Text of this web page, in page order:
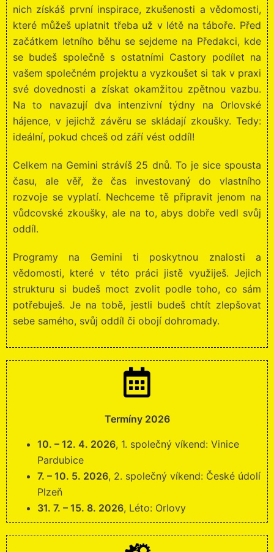
nich získáš první inspirace, zkušenosti a vědomosti,
které můžeš uplatnit třeba už v létě na táboře. Před
začátkem letního běhu se sejdeme na Předakci, kde
se budeš společně s ostatními Castory podílet na
vašem společném projektu a vyzkoušet si tak v praxi
své dovednosti a získat okamžitou zpětnou vazbu.
Na to navazují dva intenzivní týdny na Orlovské
hájence, v jejichž závěru se skládají zkoušky. Tedy:
ideální, pokud chceš od září vést oddíl!
Celkem na Gemini strávíš 25 dnů. To je sice spousta
času, ale věř, že čas investovaný do vlastního
rozvoje se vyplatí. Nechceme tě připravit jenom na
vůdcovské zkoušky, ale na to, abys dobře vedl svůj
oddíl.
Programy na Gemini ti poskytnou znalosti a
vědomosti, které v této práci jistě využiješ. Jejich
strukturu si budeš moct zvolit podle toho, co sám
potřebuješ. Je na tobě, jestli budeš chtít zlepšovat
sebe samého, svůj oddíl či obojí dohromady.
Termíny 2026
10. – 12. 4. 2026, 1. společný víkend: Vinice
Pardubice
7. – 10. 5. 2026, 2. společný víkend: České údolí
Plzeň
31. 7. – 15. 8. 2026, Léto: Orlovy